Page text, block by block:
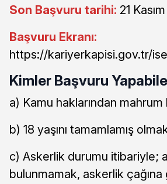
Son Başvuru tarihi: 21
Başvuru Ekranı:
https://kariyerkapisi.gov.tr/
Kimler Başvuru
a) Kamu haklarından
b) 18 yaşını tamamlamış
c) Askerlik durumu itibariyle;
bulunmamak, askerlik